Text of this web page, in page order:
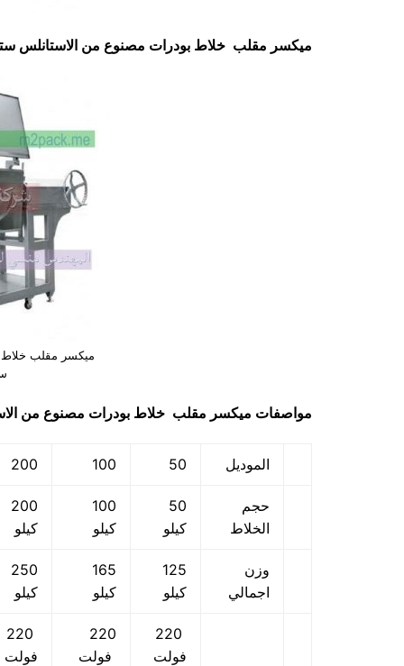
ميكسر مقلب خلاط بودرات مصنوع من الاستانلس ستيل الغذائي
ميكسر مقلب خلاط
مواصفات ميكسر مقلب خلاط بودرات مصنوع من
الموديل 50
100
200
حجم
الخلاط
50
كيلو
100
كيلو
200
كيلو
وزن
اجمالي
125
كيلو
165
كيلو
250
كيلو
220
فولت
220
فولت
220
فولت